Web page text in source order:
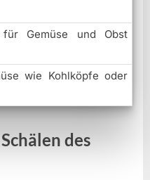
Gemüse und Obst
wie Kohlköpfe oder
des